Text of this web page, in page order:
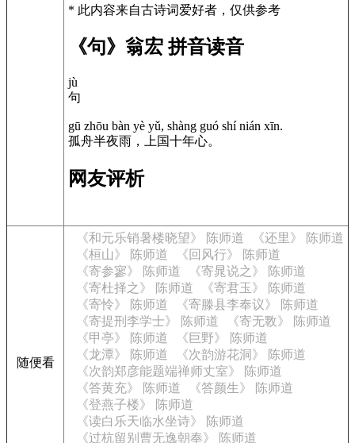
* 此内容来自古诗词爱好者，仅供参考
《句》翁宏 拼音读音
jù
句
gū zhōu bàn yè yǔ, shàng guó shí nián xīn.
孤舟半夜雨，上国十年心。
网友评析
随便看
《和元乐销暑楼晓望》 陈师道
《还里》 陈师道
《桓山》 陈师道
《回风行》 陈师道
《寄参寥》 陈师道
《寄晁说之》 陈师道
《寄杜择之》 陈师道
《寄君玉》 陈师道
《寄怜》 陈师道
《寄滕县李奉议》 陈师道
《寄提刑李学士》 陈师道
《寄无斁》 陈师道
《甲亭》 陈师道
《巨野》 陈师道
《龙潭》 陈师道
《次韵游花洞》 陈师道
《次韵郑彦能题端禅师丈室》 陈师道
《答黄充》 陈师道
《答颜生》 陈师道
《登燕子楼》 陈师道
《读白乐天临水坐诗》 陈师道
《过杭留别曹无逸朝奉》 陈师道